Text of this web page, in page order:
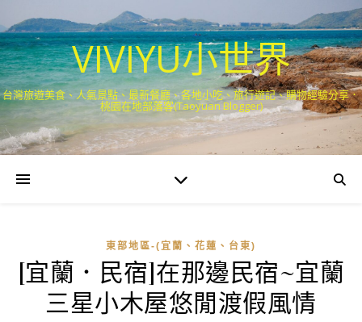
VIVIYU小世界
台灣旅遊美食、人氣景點、最新餐廳、各地小吃、旅行遊記、購物經驗分享．
桃園在地部落客(Taoyuan Blogger)
東部地區-(宜蘭、花蓮、台東)
[宜蘭．民宿]在那邊民宿~宜蘭
三星小木屋悠閒渡假風情